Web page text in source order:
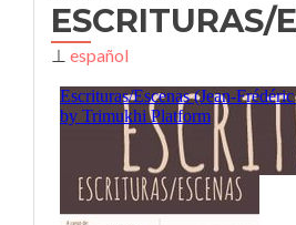
ESCRITURAS/
⊥ español